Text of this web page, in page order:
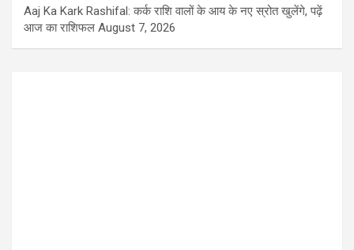
Aaj Ka Kark Rashifal: कर्क राशि वालों के आय के नए स्रोत खुलेंगे, पढ़ें
आज का राशिफल August 7, 2026